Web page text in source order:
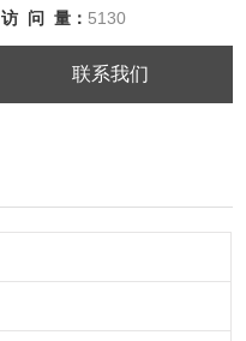
访 问 量： 5130
联系我们